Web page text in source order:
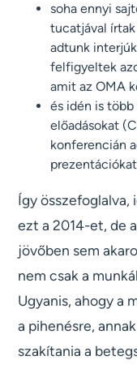
soha ennyi
tucatjával
adtunk
felfigyeltek
amit az OMA
és idén is
előadásokat
konferencián
Így összefoglalva,
ezt a 2014-et, de
jövőben sem
nem csak a
Ugyanis, ahogy a
a pihenésre,
szakítania a